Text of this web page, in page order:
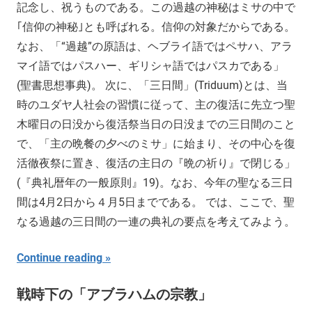
記念し、祝うものである。この過越の神秘はミサの中で
｢信仰の神秘｣とも呼ばれる。信仰の対象だからである。
なお、「“過越”の原語は、ヘブライ語ではペサハ、アラ
マイ語ではパスハー、ギリシャ語ではパスカである」
(聖書思想事典)。 次に、「三日間」(Triduum)とは、当
時のユダヤ人社会の習慣に従って、主の復活に先立つ聖
木曜日の日没から復活祭当日の日没までの三日間のこと
で、「主の晩餐の夕べのミサ」に始まり、その中心を復
活徹夜祭に置き、復活の主日の『晩の祈り』で閉じる」
(『典礼暦年の一般原則』19)。なお、今年の聖なる三日
間は4月2日から４月5日までである。 では、ここで、聖
なる過越の三日間の一連の典礼の要点を考えてみよう。
Continue reading
戦時下の「アブラハムの宗教」